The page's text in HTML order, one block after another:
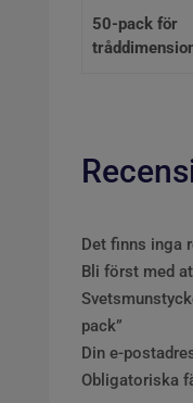
50-pack för
Det finns inga
Bli först med
pack”
Din e-
Obligatoriska